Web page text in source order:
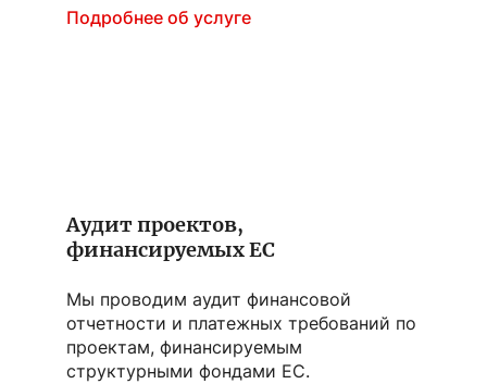
Подробнее об услуге
Аудит проектов,
финансируемых ЕС
Мы проводим аудит финансовой
отчетности и платежных требований по
проектам, финансируемым
структурными фондами ЕС.